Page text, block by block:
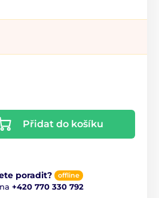
Přidat do košíku
poradit? offline
+420 770 330 792